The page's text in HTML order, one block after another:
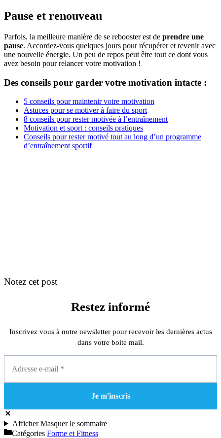
Pause et renouveau
Parfois, la meilleure manière de se rebooster est de prendre une
pause. Accordez-vous quelques jours pour récupérer et revenir avec
une nouvelle énergie. Un peu de repos peut être tout ce dont vous
avez besoin pour relancer votre motivation !
Des conseils pour garder votre motivation intacte :
5 conseils pour maintenir votre motivation
Astuces pour se motiver à faire du sport
8 conseils pour rester motivée à l’entraînement
Motivation et sport : conseils pratiques
Conseils pour rester motivé tout au long d’un programme
d’entraînement sportif
Notez cet post
Restez informé
Inscrivez vous à notre newsletter pour recevoir les dernières actus
dans votre boite mail.
AfficherMasquerle sommaire
Catégories Forme et Fitness